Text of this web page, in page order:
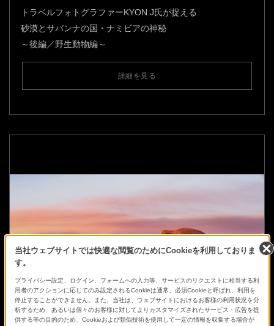
トラベルフォトグラファーKYON.J氏が捉える
砂漠とサバンナの国・ナミビアの神秘
～後編／野生動物編～
詳細を見る
当社ウェブサイトでは快適な閲覧のためにCookieを利用しておりま
す。
プライバシー設定、ログイン、フォームへの入力等、サービスのリクエストに相当する利
用者のアクションに応じてのみ設定されるCookieは通常、必須Cookieと呼ばれ、利用を
停止することができません。また、当社は、ウェブサイトにおけるお客様の利用状況を分
析するため、あるいは個々のお客様に対してよりカスタマイズされたサービス・広告を提
供する等の目的のため、Cookieおよび類似技術を使用して一定の情報を収集する場合が